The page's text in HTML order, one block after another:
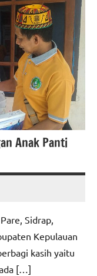
Anak Panti
Sidrap,
Kepulauan
kasih yaitu
[…]